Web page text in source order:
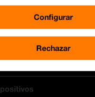
para internetyactivar
Configurar
Rechazar